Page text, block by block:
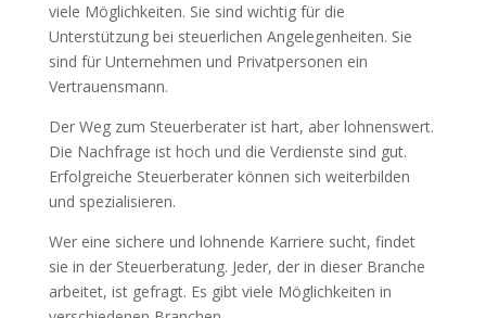
viele Möglichkeiten. Sie sind wichtig für die
Unterstützung bei steuerlichen Angelegenheiten. Sie
sind für Unternehmen und Privatpersonen ein
Vertrauensmann.
Der Weg zum Steuerberater ist hart, aber lohnenswert.
Die Nachfrage ist hoch und die Verdienste sind gut.
Erfolgreiche Steuerberater können sich weiterbilden
und spezialisieren.
Wer eine sichere und lohnende Karriere sucht, findet
sie in der Steuerberatung. Jeder, der in dieser Branche
arbeitet, ist gefragt. Es gibt viele Möglichkeiten in